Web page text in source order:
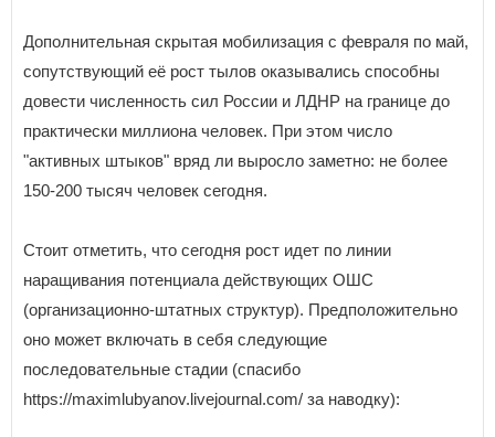
Дополнительная скрытая мобилизация с февраля по май,
сопутствующий её рост тылов оказывались способны
довести численность сил России и ЛДНР на границе до
практически миллиона человек. При этом число
"активных штыков" вряд ли выросло заметно: не более
150-200 тысяч человек сегодня.
Стоит отметить, что сегодня рост идет по линии
наращивания потенциала действующих ОШС
(организационно-штатных структур). Предположительно
оно может включать в себя следующие
последовательные стадии (спасибо
https://maximlubyanov.livejournal.com/ за наводку):